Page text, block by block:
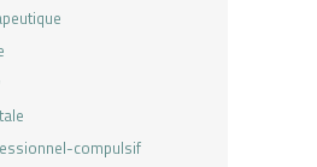
compulsif